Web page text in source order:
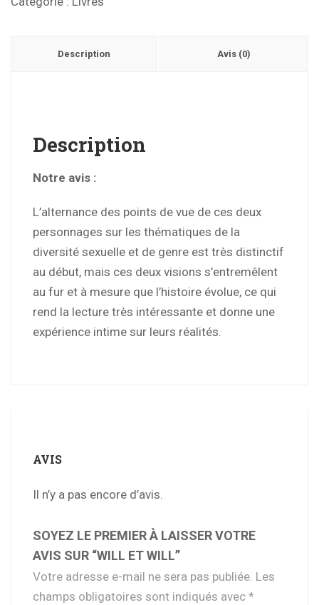
Description Avis (0)
Description
Notre avis :
L’alternance des points de vue de ces deux
personnages sur les thématiques de la
diversité sexuelle et de genre est très distinctif
au début, mais ces deux visions s’entremêlent
au fur et à mesure que l’histoire évolue, ce qui
rend la lecture très intéressante et donne une
expérience intime sur leurs réalités.
AVIS
Il n’y a pas encore d’avis.
SOYEZ LE PREMIER À LAISSER VOTRE
AVIS SUR “WILL ET WILL”
Votre adresse e-mail ne sera pas publiée. Les
champs obligatoires sont indiqués avec *